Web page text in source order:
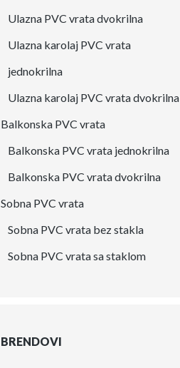
Ulazna PVC vrata dvokrilna
Ulazna karolaj PVC vrata
jednokrilna
Ulazna karolaj PVC vrata dvokrilna
Balkonska PVC vrata
Balkonska PVC vrata jednokrilna
Balkonska PVC vrata dvokrilna
Sobna PVC vrata
Sobna PVC vrata bez stakla
Sobna PVC vrata sa staklom
BRENDOVI